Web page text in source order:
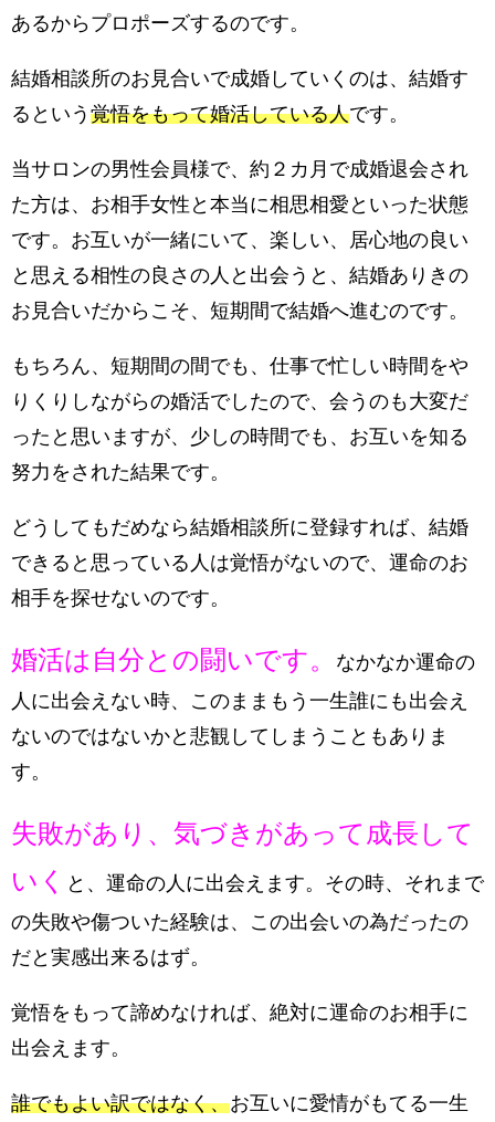
あるからプロポーズするのです。
結婚相談所のお見合いで成婚していくのは、結婚す
るという 覚悟をもって婚活している人です。
当サロンの男性会員様で、約２カ月で成婚退会され
た方は、お相手女性と本当に相思相愛といった状態
です。お互いが一緒にいて、楽しい、居心地の良い
と思える相性の良さの人と出会うと、結婚ありきの
お見合いだからこそ、短期間で結婚へ進むのです。
もちろん、短期間の間でも、仕事で忙しい時間をや
りくりしながらの婚活でしたので、会うのも大変だ
ったと思いますが、少しの時間でも、お互いを知る
努力をされた結果です。
どうしてもだめなら結婚相談所に登録すれば、結婚
できると思っている人は覚悟がないので、運命のお
相手を探せないのです。
婚活は自分との闘いです。
なかなか運命の
人に出会えない時、このままもう一生誰にも出会え
ないのではないかと悲観してしまうこともありま
す。
失敗があり、気づきがあって成長して
いく
と、運命の人に出会えます。その時、それまで
の失敗や傷ついた経験は、この出会いの為だったの
だと実感出来るはず。
覚悟をもって諦めなければ、 絶対に運命のお相手に
出会えます。
誰でもよい訳ではなく、お互いに愛情がもてる一生